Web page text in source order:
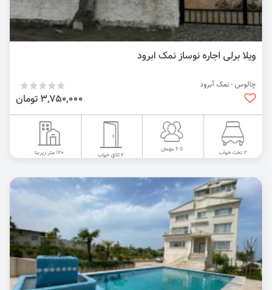
ویلا برلی اجاره نوساز نمک ابرود
چالوس - نمک آبرود
3,750,000 تومان
2 تخت خواب تا 6 مهمان
2 اتاق خواب 120 متر زیربنا